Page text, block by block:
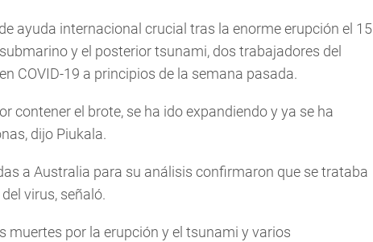
ayuda internacional crucial tras la enorme erupción el 15
y el posterior tsunami, dos trabajadores del
COVID-19 a principios de la semana pasada.
contener el brote, se ha ido expandiendo y ya se ha
dijo Piukala.
a Australia para su análisis confirmaron que se trataba
virus, señaló.
muertes por la erupción y el tsunami y varios